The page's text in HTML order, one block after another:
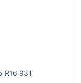
R16 93T